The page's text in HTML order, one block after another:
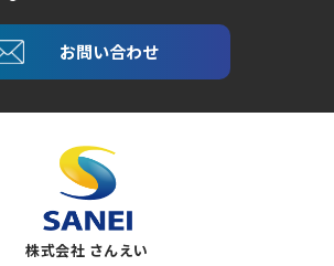
お問い合わせ
株式会社 さんえい